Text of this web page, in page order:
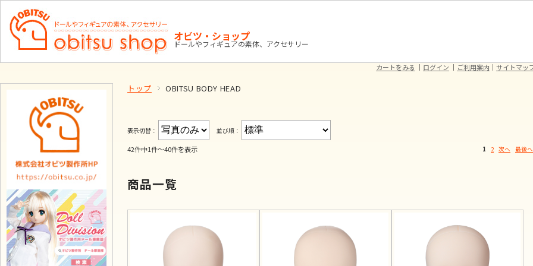
オビツ・ショップ
ドールやフィギュアの素体、アクセサリー
カートをみる ログイン ご利用案内 サイトマッ
トップ OBITSU BODY HEAD
表示切替： 並び順：
42件中1件～40件を表示 1 2 次へ 最後へ
商品一覧